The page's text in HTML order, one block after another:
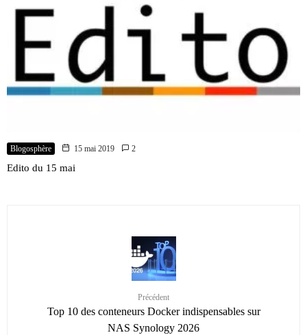
Blogosphère 15 mai 2019 2
Edito du 15 mai
Précédent
Top 10 des conteneurs Docker indispensables sur
NAS Synology 2026